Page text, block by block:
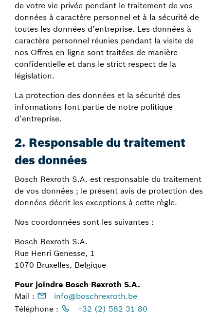
de votre vie privée pendant le traitement de vos
données à caractère personnel et à la sécurité de
toutes les données d’entreprise. Les données à
caractère personnel réunies pendant la visite de
nos Offres en ligne sont traitées de manière
confidentielle et dans le strict respect de la
législation.
La protection des données et la sécurité des
informations font partie de notre politique
d’entreprise.
2. Responsable du traitement
des données
Bosch Rexroth S.A. est responsable du traitement
de vos données ; le présent avis de protection des
données décrit les exceptions à cette règle.
Nos coordonnées sont les suivantes :
Bosch Rexroth S.A.
Rue Henri Genesse, 1
1070 Bruxelles, Belgique
Pour joindre Bosch Rexroth S.A.
Mail :
info@boschrexroth.be
Téléphone :
+32 (2) 582 31 80